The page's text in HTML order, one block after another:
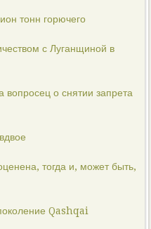
тонн горючего
с Луганщиной в
о снятии запрета
тогда и, может быть,
Qashqai